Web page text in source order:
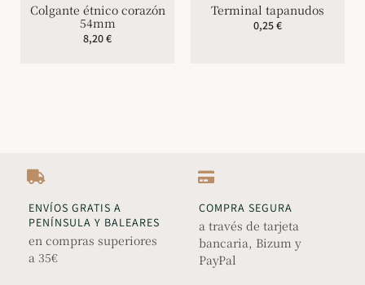
Colgante étnico corazón
54mm
8,20€
Terminal tapanudos
0,25€
ENVÍOS GRATIS A
PENÍNSULA Y BALEARES
en compras superiores
a 35€
COMPRA SEGURA
a través de tarjeta
bancaria, Bizum y
PayPal